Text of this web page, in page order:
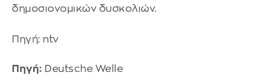
δημοσιονομικών δυσκολιών.
Πηγή: ntv
Πηγή: Deutsche Welle